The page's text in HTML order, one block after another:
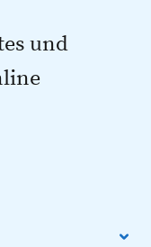
und